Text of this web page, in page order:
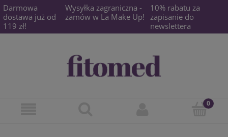
Darmowa
dostawa już od
119 zł!
Wysyłka zagraniczna -
zamów w La Make Up!
10% rabatu za
zapisanie do
newslettera